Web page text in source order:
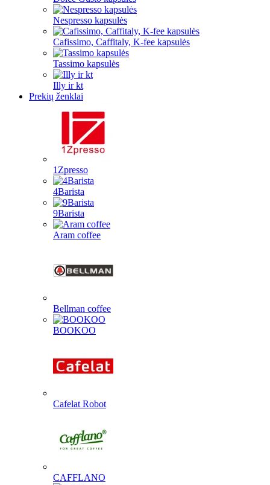
Nespresso kapsulės
Cafissimo, Caffitaly, K-fee kapsulės
Tassimo kapsulės
Illy ir kt
Prekių ženklai
1Zpresso
4Barista
9Barista
Aram coffee
Bellman coffee
BOOKOO
Cafelat Robot
CAFFLANO